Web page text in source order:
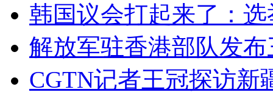
韩国议会打起来了：
解放军驻香港部队发
CGTN记者王冠探访新